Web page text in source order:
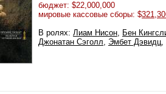
бюджет: $22,000,000
мировые кассовые сборы: $
В ролях: Лиам Нисон, Бен
Джонатан Сэголл, Эмбет Дэвидц,